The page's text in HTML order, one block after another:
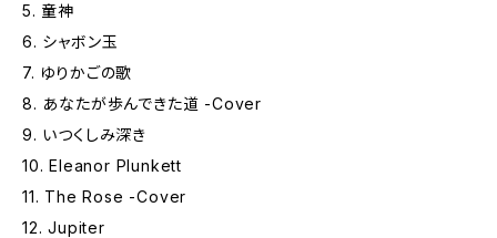
5. 童神
6. シャボン玉
7. ゆりかごの歌
8. あなたが歩んできた道 -Cover
9. いつくしみ深き
10. Eleanor Plunkett
11. The Rose -Cover
12. Jupiter